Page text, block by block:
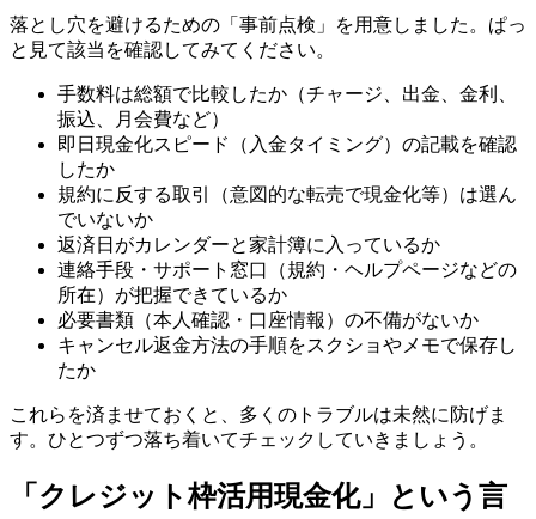
落とし穴を避けるための「事前点検」を用意しました。ぱっ
と見て該当を確認してみてください。
手数料は総額で比較したか（チャージ、出金、金利、
振込、月会費など）
即日現金化スピード（入金タイミング）の記載を確認
したか
規約に反する取引（意図的な転売で現金化等）は選ん
でいないか
返済日がカレンダーと家計簿に入っているか
連絡手段・サポート窓口（規約・ヘルプページなどの
所在）が把握できているか
必要書類（本人確認・口座情報）の不備がないか
キャンセル返金方法の手順をスクショやメモで保存し
たか
これらを済ませておくと、多くのトラブルは未然に防げま
す。ひとつずつ落ち着いてチェックしていきましょう。
「クレジット枠活用現金化」という言